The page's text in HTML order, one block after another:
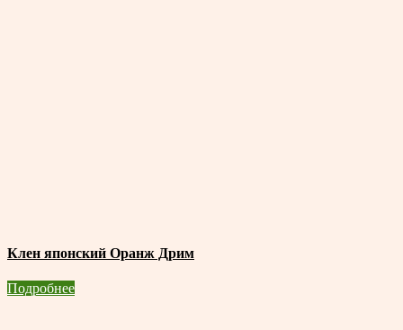
Клен японский Оранж Дрим
Подробнее